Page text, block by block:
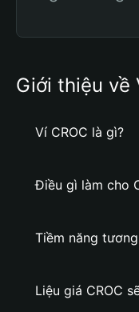
Giới thiệu về
Ví CROC là gì?
Điều gì làm cho
Tiềm năng
Liệu giá CROC